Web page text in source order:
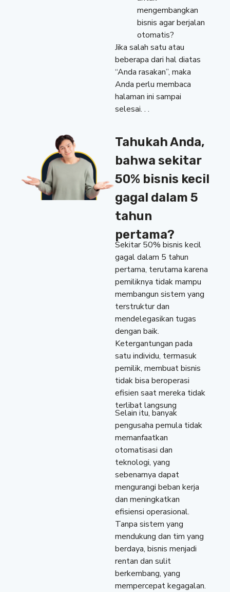
mengembangkan
bisnis agar berjalan
otomatis?
Jika salah satu atau
beberapa dari hal diatas
“Anda rasakan”, maka
Anda perlu membaca
halaman ini sampai
selesai. . .
Tahukah Anda,
bahwa sekitar
50% bisnis kecil
gagal dalam 5
tahun
pertama?
Sekitar 50% bisnis kecil
gagal dalam 5 tahun
pertama, terutama karena
pemiliknya tidak mampu
membangun sistem yang
terstruktur dan
mendelegasikan tugas
dengan baik.
Ketergantungan pada
satu individu, termasuk
pemilik, membuat bisnis
tidak bisa beroperasi
efisien saat mereka tidak
terlibat langsung
Selain itu, banyak
pengusaha pemula tidak
memanfaatkan
otomatisasi dan
teknologi, yang
sebenarnya dapat
mengurangi beban kerja
dan meningkatkan
efisiensi operasional.
Tanpa sistem yang
mendukung dan tim yang
berdaya, bisnis menjadi
rentan dan sulit
berkembang, yang
mempercepat kegagalan.